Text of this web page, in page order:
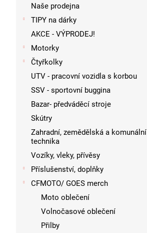
Naše prodejna
TIPY na dárky
AKCE - VÝPRODEJ!
Motorky
Čtyřkolky
UTV - pracovní vozidla s korbou
SSV - sportovní buggina
Bazar- předváděcí stroje
Skútry
Zahradní, zemědělská a komunální
technika
Vozíky, vleky, přívěsy
Příslušenství, doplňky
CFMOTO/ GOES merch
Moto oblečení
Volnočasové oblečení
Přilby